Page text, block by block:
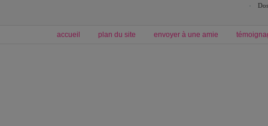
accueil plan du site envoyer à une amie